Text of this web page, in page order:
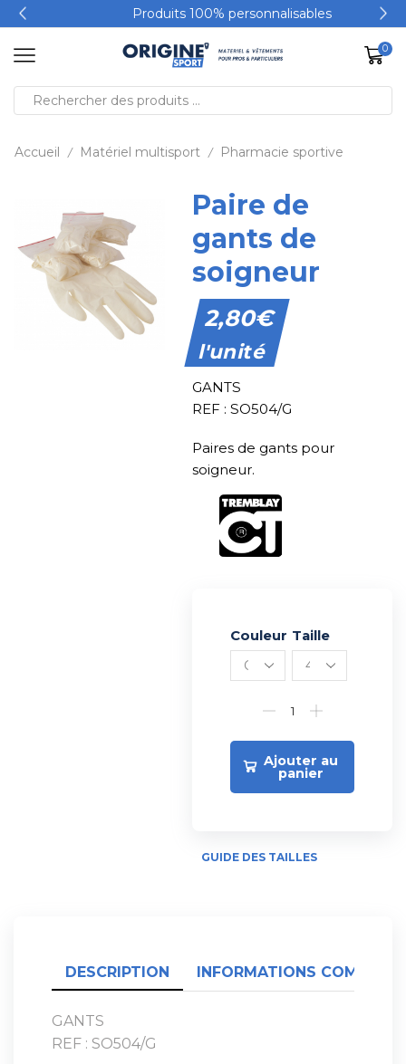
Produits 100% personnalisables
0
Accueil / Matériel multisport / Pharmacie sportive
Paire de
gants de
soigneur
2,80€
l'unité
GANTS
REF : SO504/G
Paires de gants pour
soigneur.
Couleur Taille
Ajouter au
panier
Alternative:
GUIDE DES TAILLES
DESCRIPTION INFORMATIONS
GANTS
REF : SO504/G